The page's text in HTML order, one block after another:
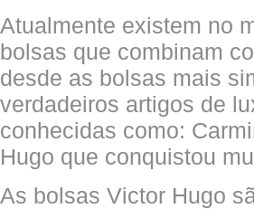
Atualmente existem no
bolsas que combinam
desde as bolsas mais
verdadeiros artigos de
conhecidas como:
Hugo que conquistou
As bolsas Victor Hugo